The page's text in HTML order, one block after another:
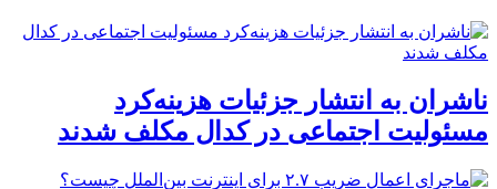
ناشران به انتشار جزئیات هزینه‌کرد
مسئولیت اجتماعی در کدال مکلف شدند